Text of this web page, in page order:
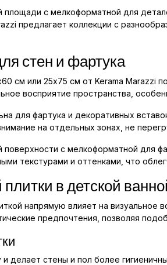
площади с мелкоформатной для
предлагает коллекции с
стен и фартука
см или 25x75 см от Kerama Marazzi
восприятие пространства,
для фартука и декоративных
на отдельных зонах, не
поверхности с мелкоформатной для
текстурами и оттенками, что
в детской
напрямую влияет на визуальное
предпочтения, позволяя
делает стены и пол более